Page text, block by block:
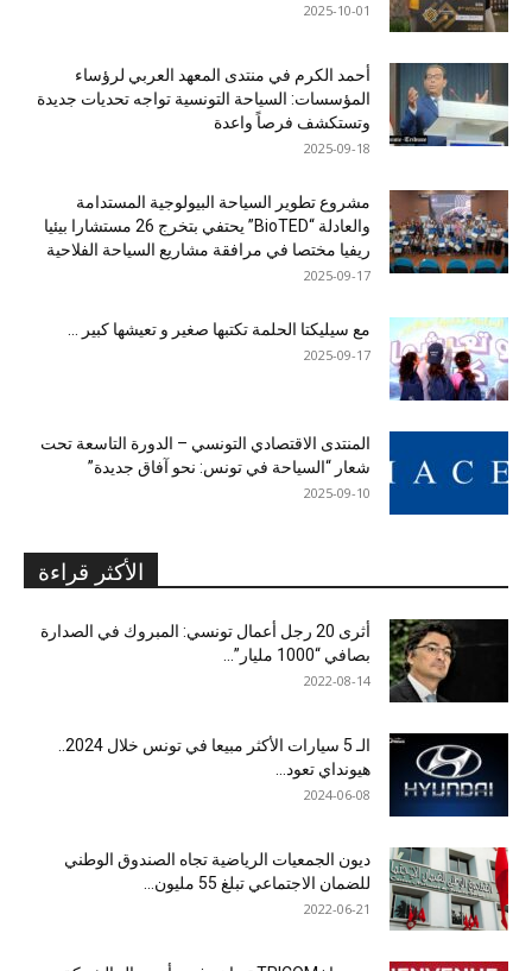
2025-10-01
أحمد الكرم في منتدى المعهد العربي لرؤساء
المؤسسات: السياحة التونسية تواجه تحديات جديدة
وتستكشف فرصاً واعدة
2025-09-18
مشروع تطوير السياحة البيولوجية المستدامة
والعادلة “BioTED” يحتفي بتخرج 26 مستشارا بيئيا
ريفيا مختصا في مرافقة مشاريع السياحة الفلاحية
2025-09-17
مع سيليكتا الحلمة تكتبها صغير و تعيشها كبير …
2025-09-17
المنتدى الاقتصادي التونسي – الدورة التاسعة تحت
شعار “السياحة في تونس: نحو آفاق جديدة”
2025-09-10
الأكثر قراءة
أثرى 20 رجل أعمال تونسي: المبروك في الصدارة
بصافي “1000 مليار”...
2022-08-14
هيونداي تعود...
2024-06-08
ديون الجمعيات الرياضية تجاه الصندوق الوطني
للضمان الاجتماعي تبلغ 55 مليون...
2022-06-21